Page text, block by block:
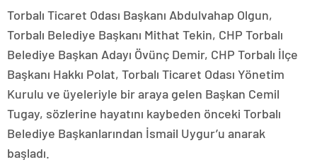
Torbalı Ticaret Odası Başkanı Abdulvahap Olgun,
Torbalı Belediye Başkanı Mithat Tekin, CHP Torbalı
Belediye Başkan Adayı Övünç Demir, CHP Torbalı İlçe
Başkanı Hakkı Polat, Torbalı Ticaret Odası Yönetim
Kurulu ve üyeleriyle bir araya gelen Başkan Cemil
Tugay, sözlerine hayatını kaybeden önceki Torbalı
Belediye Başkanlarından İsmail Uygur’u anarak
başladı.